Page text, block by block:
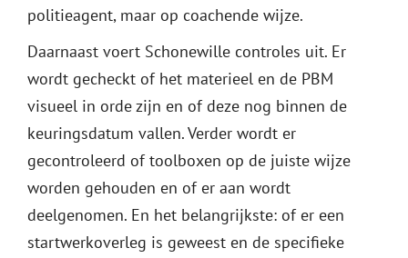
politieagent, maar op coachende wijze.
Daarnaast voert Schonewille controles uit. Er
wordt gecheckt of het materieel en de PBM
visueel in orde zijn en of deze nog binnen de
keuringsdatum vallen. Verder wordt er
gecontroleerd of toolboxen op de juiste wijze
worden gehouden en of er aan wordt
deelgenomen. En het belangrijkste: of er een
startwerkoverleg is geweest en de specifieke